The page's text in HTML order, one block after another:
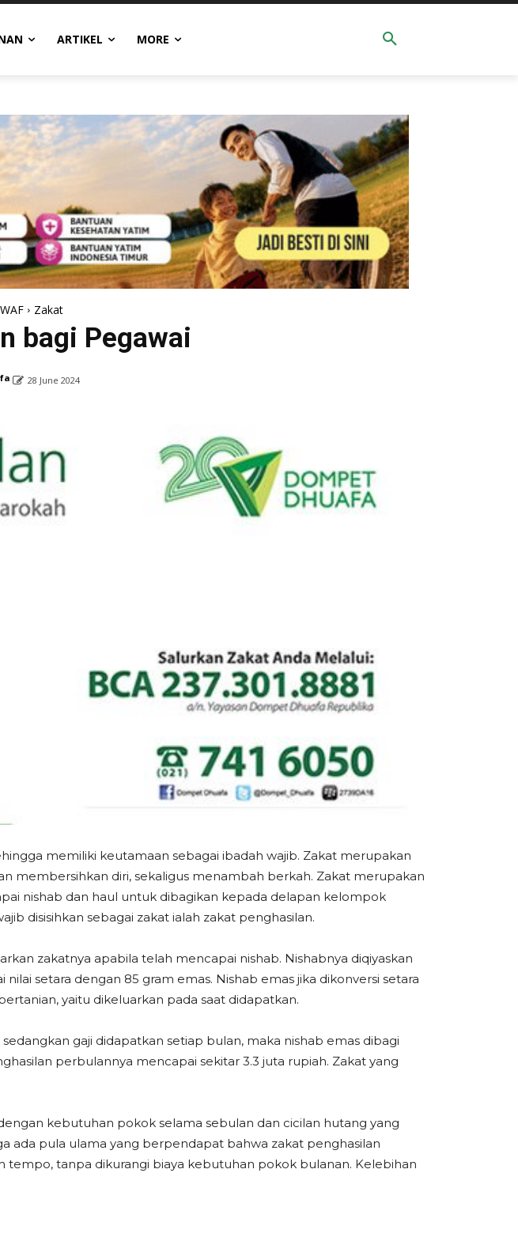
ARTIKEL MORE
Zakat
bagi Pegawai
28 June 2024
memiliki keutamaan sebagai ibadah wajib. Zakat merupakan
membersihkan diri, sekaligus menambah berkah. Zakat merupakan
nishab dan haul untuk dibagikan kepada delapan kelompok
disisihkan sebagai zakat ialah zakat penghasilan.
zakatnya apabila telah mencapai nishab. Nishabnya diqiyaskan
setara dengan 85 gram emas. Nishab emas jika dikonversi setara
yaitu dikeluarkan pada saat didapatkan.
gaji didapatkan setiap bulan, maka nishab emas dibagi
perbulannya mencapai sekitar 3.3 juta rupiah. Zakat yang
kebutuhan pokok selama sebulan dan cicilan hutang yang
ada pula ulama yang berpendapat bahwa zakat penghasilan
tanpa dikurangi biaya kebutuhan pokok bulanan. Kelebihan